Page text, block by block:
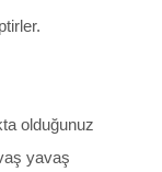
olduğunuz
yavaş